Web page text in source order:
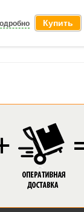
Купить